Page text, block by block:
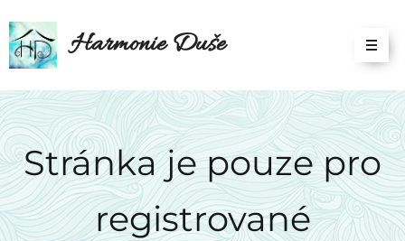
Harmonie Duše
Stránka je pouze pro
registrované